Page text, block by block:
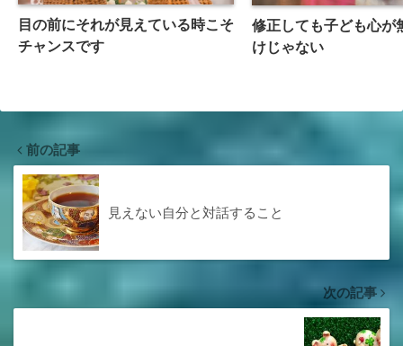
目の前にそれが見えている時こそ
チャンスです
修正しても子ども心が
けじゃない
前の記事
見えない自分と対話すること
次の記事